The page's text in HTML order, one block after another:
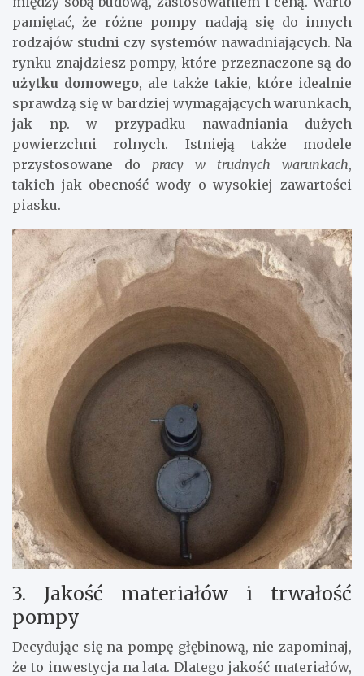
pamiętać, że różne pompy nadają się do innych
rodzajów studni czy systemów nawadniających. Na
rynku znajdziesz pompy, które przeznaczone są do
użytku domowego, ale także takie, które idealnie
sprawdzą się w bardziej wymagających warunkach,
jak np. w przypadku nawadniania dużych
powierzchni rolnych. Istnieją także modele
przystosowane do pracy w trudnych warunkach,
takich jak obecność wody o wysokiej zawartości
piasku.
3. Jakość materiałów i trwałość
pompy
Decydując się na pompę głębinową, nie zapominaj,
że to inwestycja na lata. Dlatego jakość materiałów,